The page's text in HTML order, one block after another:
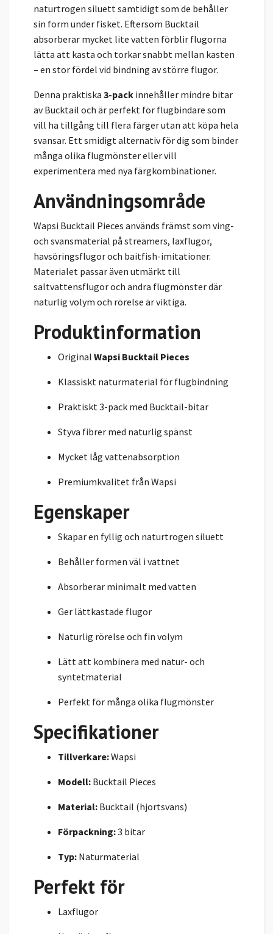
naturtrogen siluett samtidigt som de behåller
sin form under fisket. Eftersom Bucktail
absorberar mycket lite vatten förblir flugorna
lätta att kasta och torkar snabbt mellan kasten
– en stor fördel vid bindning av större flugor.
Denna praktiska 3-pack innehåller mindre bitar
av Bucktail och är perfekt för flugbindare som
vill ha tillgång till flera färger utan att köpa hela
svansar. Ett smidigt alternativ för dig som binder
många olika flugmönster eller vill
experimentera med nya färgkombinationer.
Användningsområde
Wapsi Bucktail Pieces används främst som ving-
och svansmaterial på streamers, laxflugor,
havsöringsflugor och baitfish-imitationer.
Materialet passar även utmärkt till
saltvattensflugor och andra flugmönster där
naturlig volym och rörelse är viktiga.
Produktinformation
Original Wapsi Bucktail Pieces
Klassiskt naturmaterial för flugbindning
Praktiskt 3-pack med Bucktail-bitar
Styva fibrer med naturlig spänst
Mycket låg vattenabsorption
Premiumkvalitet från Wapsi
Egenskaper
Skapar en fyllig och naturtrogen siluett
Behåller formen väl i vattnet
Absorberar minimalt med vatten
Ger lättkastade flugor
Naturlig rörelse och fin volym
Lätt att kombinera med natur- och
syntetmaterial
Perfekt för många olika flugmönster
Specifikationer
Tillverkare:Wapsi
Modell: Bucktail Pieces
Material: Bucktail (hjortsvans)
Förpackning:3 bitar
Typ: Naturmaterial
Perfekt för
Laxflugor